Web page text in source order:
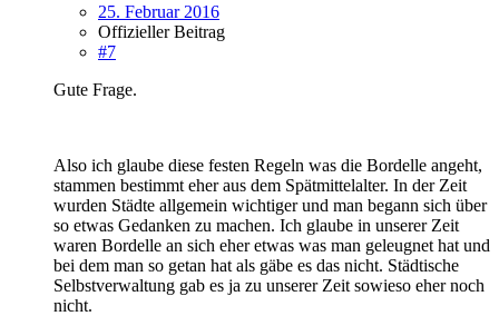
25. Februar 2016
Offizieller Beitrag
#7
Gute Frage.
Also ich glaube diese festen Regeln was die Bordelle angeht,
stammen bestimmt eher aus dem Spätmittelalter. In der Zeit
wurden Städte allgemein wichtiger und man begann sich über
so etwas Gedanken zu machen. Ich glaube in unserer Zeit
waren Bordelle an sich eher etwas was man geleugnet hat und
bei dem man so getan hat als gäbe es das nicht. Städtische
Selbstverwaltung gab es ja zu unserer Zeit sowieso eher noch
nicht.